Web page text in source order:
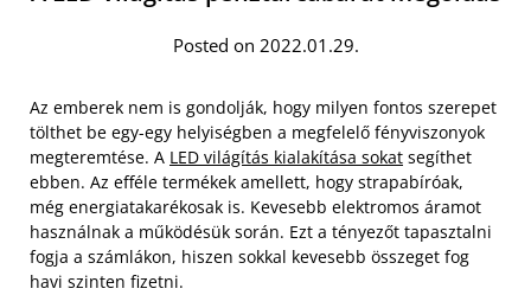
Posted on 2022.01.29.
Az emberek nem is gondolják, hogy milyen fontos szerepet
tölthet be egy-egy helyiségben a megfelelő fényviszonyok
megteremtése. A LED világítás kialakítása sokat segíthet
ebben. Az efféle termékek amellett, hogy strapabíróak,
még energiatakarékosak is. Kevesebb elektromos áramot
használnak a működésük során. Ezt a tényezőt tapasztalni
fogja a számlákon, hiszen sokkal kevesebb összeget fog
havi szinten fizetni.